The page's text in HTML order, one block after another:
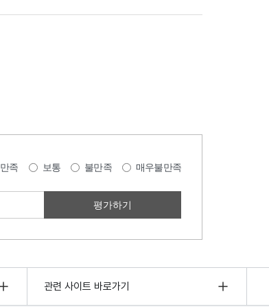
만족 보통 불만족 매우불만족
관련 사이트 바로가기